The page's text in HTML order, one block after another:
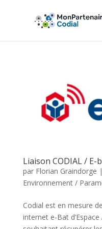
Liaison CODIAL / E-
par Florian Graindorge |
Environnement /
Codial est en mesure
internet e-Bat